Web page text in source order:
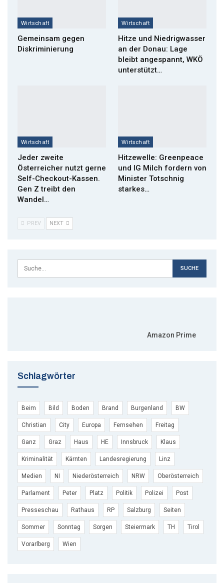
Wirtschaft
Gemeinsam gegen
Diskriminierung
Wirtschaft
Hitze und Niedrigwasser
an der Donau: Lage
bleibt angespannt, WKÖ
unterstützt…
Wirtschaft
Jeder zweite
Österreicher nutzt gerne
Self-Checkout-Kassen.
Gen Z treibt den
Wandel…
Wirtschaft
Hitzewelle: Greenpeace
und IG Milch fordern von
Minister Totschnig
starkes…
PREV NEXT
Amazon Prime
Schlagwörter
Beim Bild Boden Brand Burgenland BW
Christian City Europa Fernsehen Freitag
Ganz Graz Haus HE Innsbruck Klaus
Kriminalität Kärnten Landesregierung Linz
Medien NI Niederösterreich NRW Oberösterreich
Parlament Peter Platz Politik Polizei Post
Presseschau Rathaus RP Salzburg Seiten
Sommer Sonntag Sorgen Steiermark TH Tirol
Vorarlberg Wien